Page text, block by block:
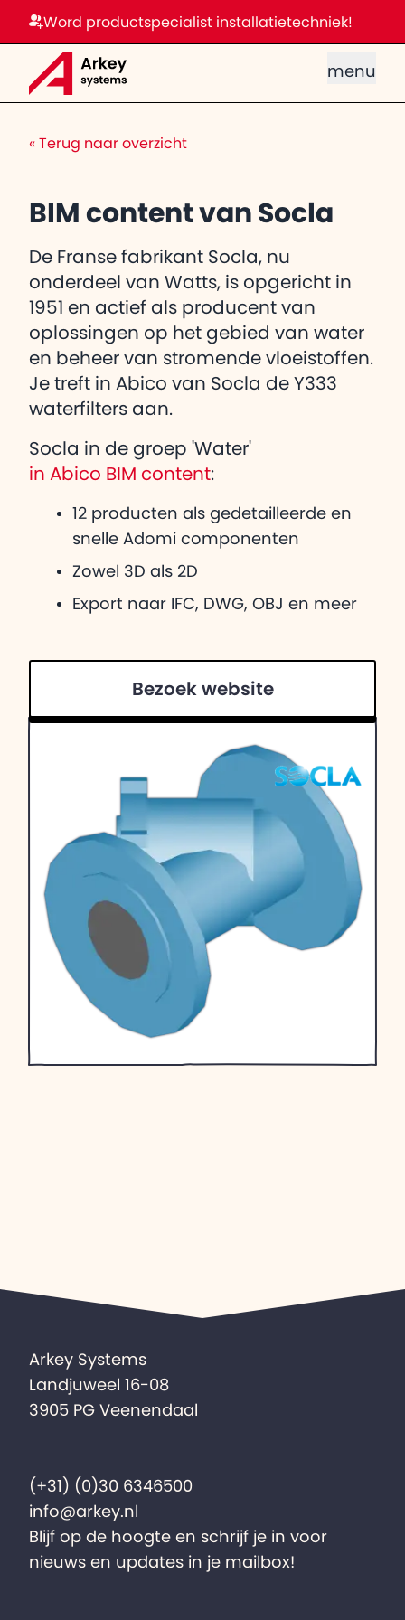
Word productspecialist installatietechniek!
menu
« Terug naar overzicht
BIM content van Socla
De Franse fabrikant Socla, nu
onderdeel van Watts, is opgericht in
1951 en actief als producent van
oplossingen op het gebied van water
en beheer van stromende vloeistoffen.
Je treft in Abico van Socla de Y333
waterfilters aan.
Socla in de groep 'Water'
in Abico BIM content:
12 producten als gedetailleerde en
snelle Adomi componenten
Zowel 3D als 2D
Export naar IFC, DWG, OBJ en meer
Bezoek website
Arkey Systems
Landjuweel 16-08
3905 PG Veenendaal
(+31) (0)30 6346500
info@arkey.nl
Blijf op de hoogte en schrijf je in voor
nieuws en updates in je mailbox!